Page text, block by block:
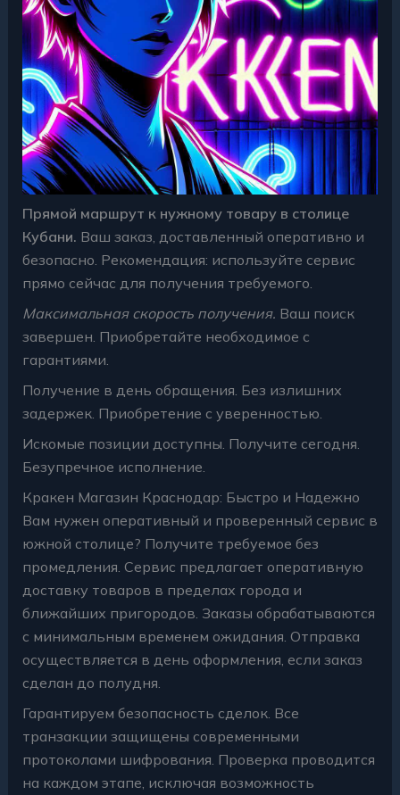
Прямой маршрут к нужному товару в столице
Кубани. Ваш заказ, доставленный оперативно и
безопасно. Рекомендация: используйте сервис
прямо сейчас для получения требуемого.
Максимальная скорость получения. Ваш поиск
завершен. Приобретайте необходимое с
гарантиями.
Получение в день обращения. Без излишних
задержек. Приобретение с уверенностью.
Искомые позиции доступны. Получите сегодня.
Безупречное исполнение.
Кракен Магазин Краснодар: Быстро и Надежно
Вам нужен оперативный и проверенный сервис в
южной столице? Получите требуемое без
промедления. Сервис предлагает оперативную
доставку товаров в пределах города и
ближайших пригородов. Заказы обрабатываются
с минимальным временем ожидания. Отправка
осуществляется в день оформления, если заказ
сделан до полудня.
Гарантируем безопасность сделок. Все
транзакции защищены современными
протоколами шифрования. Проверка проводится
на каждом этапе, исключая возможность